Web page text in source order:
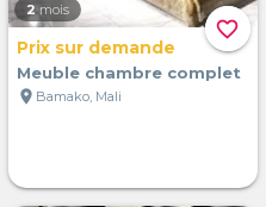
favorite_border
2 mois
Prix sur demande
Meuble chambre complet
location_on Bamako, Mali